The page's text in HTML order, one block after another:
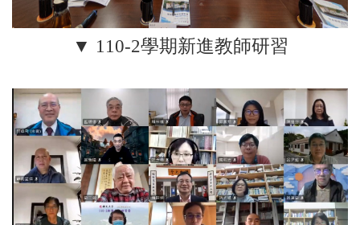
▼ 110-2學期新進教師研習